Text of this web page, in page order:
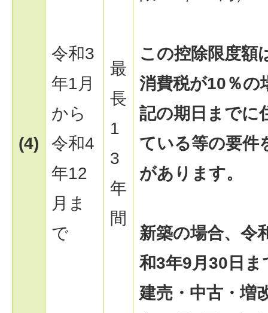
(4)
令和3
年1月
から
令和4
年12
月ま
で
最
長
1
3
年
間
この控除限度額
消費税が10％の
記の期日までに
ている等の要件
があります。
新築の場合、令
和3年9月30日ま
建売・中古・増